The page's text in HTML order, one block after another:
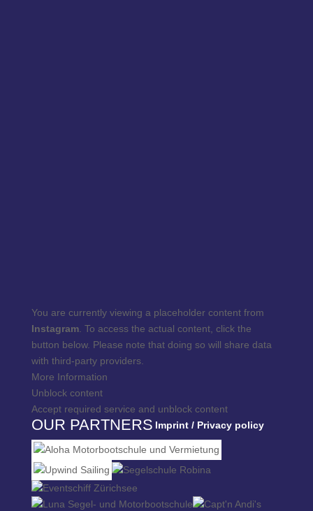
You are currently viewing a placeholder content from
Instagram. To access the actual content, click the
button below. Please note that doing so will share data
with third-party providers.
More Information
Unblock content
Accept required service and unblock content
OUR PARTNERS Imprint / Privacy policy